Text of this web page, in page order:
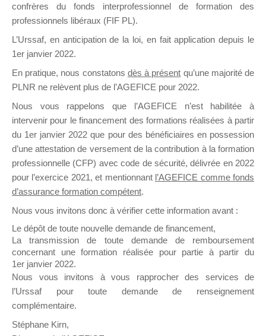
DIRIGEANT
Groupe Public
il y a un mois
Ce groupe est destiné aux Organismes de
Formation qui souhaitent répondre à l’Appel à
Propositions Mallette du Dirigeant.
sur lequel il est possible de laisser un message
ou poser une question.
NB : Il est nécessaire d’être
pouvoir rejoindre ce groupe
confrères du fonds interprofessionnel de formation des
professionnels libéraux (FIF PL).
L’Urssaf, en anticipation de la loi, en fait application depuis le
1er janvier 2022.
En pratique, nous constatons dès à présent qu’une majorité de
PLNR ne relèvent plus de l’AGEFICE pour 2022.
Nous vous rappelons que l’AGEFICE n’est habilitée à
intervenir pour le financement des formations réalisées à partir
du 1er janvier 2022 que pour des bénéficiaires en possession
d’une attestation de versement de la contribution à la formation
professionnelle (CFP) avec code de sécurité, délivrée en 2022
pour l’exercice 2021, et mentionnant l’AGEFICE comme fonds
d’assurance formation compétent.
Nous vous invitons donc à vérifier cette information avant :
Le dépôt de toute nouvelle demande de financement,
La transmission de toute demande de remboursement
concernant une formation réalisée pour partie à partir du
1er janvier 2022.
Nous vous invitons à vous rapprocher des services de
l’Urssaf pour toute demande de renseignement
complémentaire.
Stéphane Kirn,